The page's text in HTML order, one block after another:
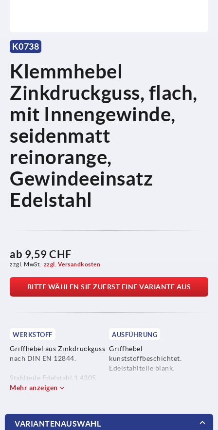
K0738
Klemmhebel
Zinkdruckguss, flach,
mit Innengewinde,
seidenmatt
reinorange,
Gewindeeinsatz
Edelstahl
ab 9,59 CHF
zzgl. MwSt. zzgl. Versandkosten
BITTE WÄHLEN SIE ZUERST EINE VARIANTE AUS
WERKSTOFF
Griffhebel aus Zinkdruckguss
nach DIN EN 12844.
Stahlteile Edelstahl 1.4305.
AUSFÜHRUNG
Griffhebel
kunststoffbeschichtet.
Edelstahlteile blank.
Mehr anzeigen
VARIANTENAUSWAHL